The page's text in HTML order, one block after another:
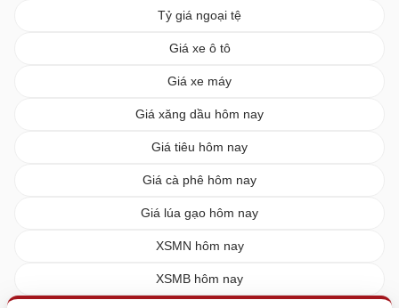
Tỷ giá ngoại tệ
Giá xe ô tô
Giá xe máy
Giá xăng dầu hôm nay
Giá tiêu hôm nay
Giá cà phê hôm nay
Giá lúa gạo hôm nay
XSMN hôm nay
XSMB hôm nay